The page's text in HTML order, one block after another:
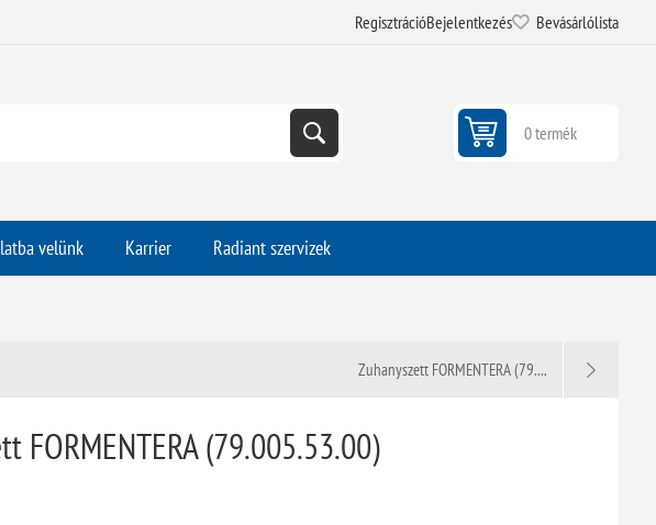
RegisztrációBejelentkezés Bevásárlólista
0 termék
velünk Karrier Radiant szervizek
Zuhanyszett FORMENTERA (79....
FORMENTERA (79.005.53.00)